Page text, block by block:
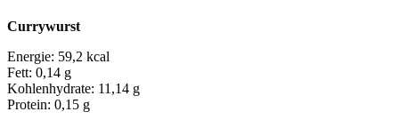
Currywurst
Energie: 59,2 kcal
Fett: 0,14 g
Kohlenhydrate: 11,14 g
Protein: 0,15 g